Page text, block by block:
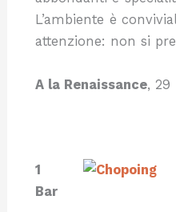
L’ambiente è
attenzione: non si
A la Renaissance, 29
1
Bar